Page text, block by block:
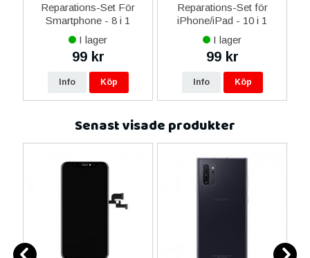
Reparations-Set För
Smartphone - 8 i 1
I lager
99 kr
Info Köp
Reparations-Set för
iPhone/iPad - 10 i 1
I lager
99 kr
Info Köp
Senast visade produkter